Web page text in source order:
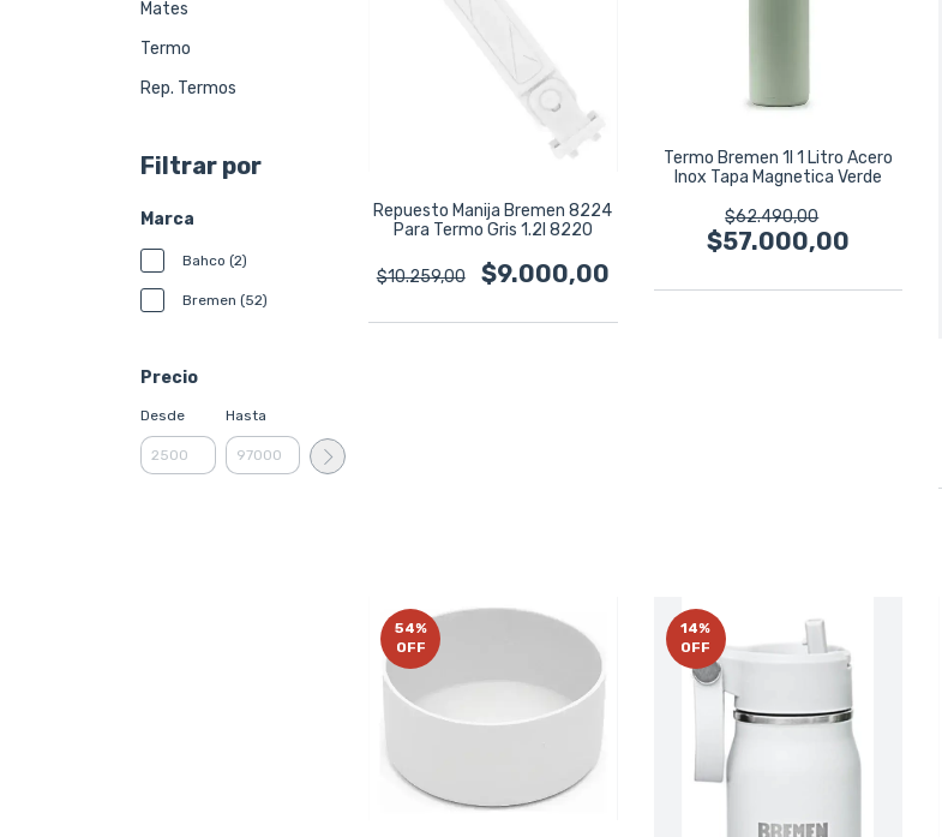
Mates
Termo
Rep. Termos
Filtrar por
Marca
Bahco (2)
Bremen (52)
Precio
Desde Hasta
Repuesto Manija Bremen 8224
Para Termo Gris 1.2l 8220
$10.259,00 $9.000,00
Termo Bremen 1l 1 Litro Acero
Inox Tapa Magnetica Verde
$62.490,00
$57.000,00
54%
OFF
14%
OFF